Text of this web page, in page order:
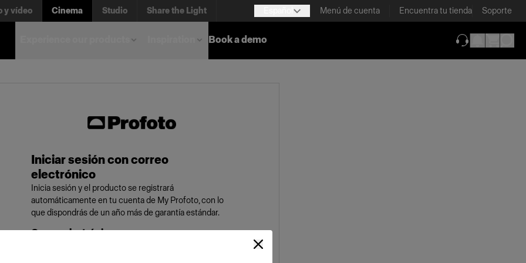
y vídeo Cinema Studio Share the Light Menú de cuenta Encuentra tu tienda Soporte
Book a demo
Iniciar sesión con correo
electrónico
Inicia sesión y el producto se registrará
automáticamente en tu cuenta de My Profoto, con lo
que dispondrás de un año más de garantía estándar.
Correo electrónico